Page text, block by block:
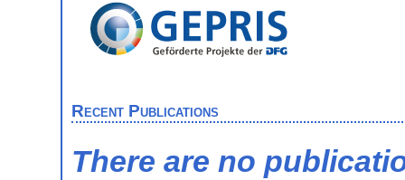
Recent Publications
There are no